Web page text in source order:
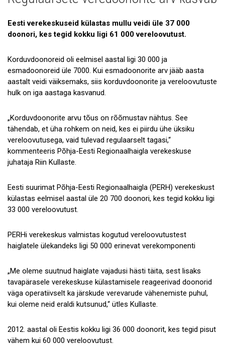
Galerii
Koostöö
Tule tööle!
Tule ekskursioonile!
Eesti verekeskuseid külastas mullu veidi üle 37 000
doonori, kes tegid kokku ligi 61 000 vereloovutust.
Korduvdoonoreid oli eelmisel aastal ligi 30 000 ja
esmadoonoreid üle 7000. Kui esmadoonorite arv jääb aasta
aastalt veidi väiksemaks, siis korduvdoonorite ja vereloovutuste
hulk on iga aastaga kasvanud.
„Korduvdoonorite arvu tõus on rõõmustav nähtus. See
tähendab, et üha rohkem on neid, kes ei piirdu ühe üksiku
vereloovutusega, vaid tulevad regulaarselt tagasi,“
kommenteeris Põhja-Eesti Regionaalhaigla verekeskuse
juhataja Riin Kullaste.
Eesti suurimat Põhja-Eesti Regionaalhaigla (PERH) verekeskust
külastas eelmisel aastal üle 20 700 doonori, kes tegid kokku ligi
33 000 vereloovutust.
PERHi verekeskus valmistas kogutud vereloovutustest
haiglatele ülekandeks ligi 50 000 erinevat verekomponenti
„Me oleme suutnud haiglate vajadusi hästi täita, sest lisaks
tavapärasele verekeskuse külastamisele reageerivad doonorid
väga operatiivselt ka järskude verevarude vähenemiste puhul,
kui oleme neid eraldi kutsunud,“ ütles Kullaste.
2012. aastal oli Eestis kokku ligi 36 000 doonorit, kes tegid pisut
vähem kui 60 000 vereloovutust.